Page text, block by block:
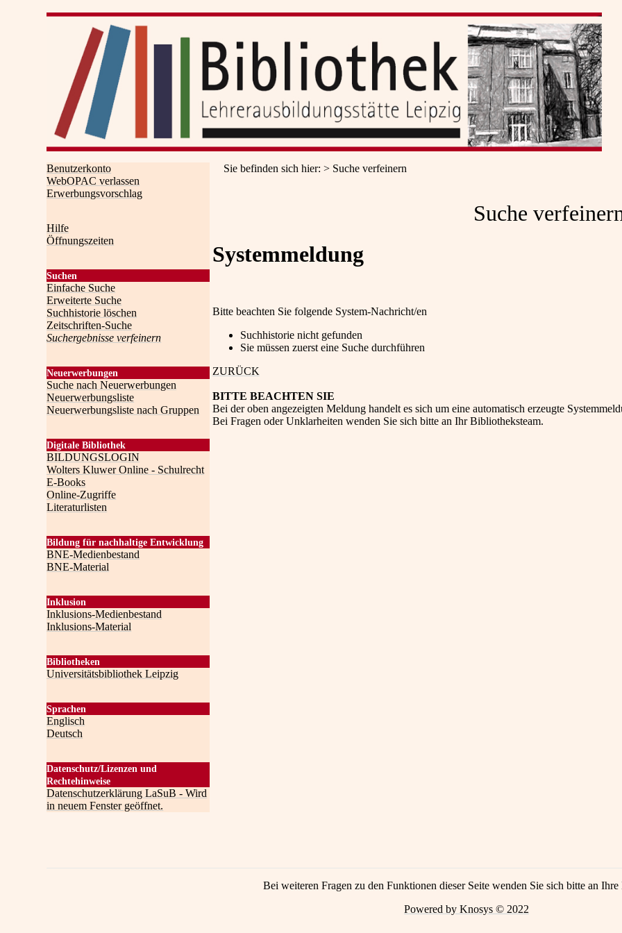
Benutzerkonto
WebOPAC verlassen
Erwerbungsvorschlag
Hilfe
Öffnungszeiten
Suchen
Einfache Suche
Erweiterte Suche
Suchhistorie löschen
Zeitschriften-Suche
Suchergebnisse verfeinern
Neuerwerbungen
Suche nach Neuerwerbungen
Neuerwerbungsliste
Neuerwerbungsliste nach Gruppen
Digitale Bibliothek
BILDUNGSLOGIN
Wolters Kluwer Online - Schulrecht
E-Books
Online-Zugriffe
Literaturlisten
Bildung für nachhaltige Entwicklung
BNE-Medienbestand
BNE-Material
Inklusion
Inklusions-Medienbestand
Inklusions-Material
Bibliotheken
Universitätsbibliothek Leipzig
Sprachen
Englisch
Deutsch
Datenschutz/Lizenzen und
Rechtehinweise
Datenschutzerklärung LaSuB - Wird
in neuem Fenster geöffnet.
Sie befinden sich hier: Suche verfeinern
Suche
Systemmeldung
Bitte beachten Sie folgende System-Nachricht/en
Suchhistorie nicht gefunden
Sie müssen zuerst eine Suche durchführen
ZURÜCK
BITTE BEACHTEN SIE
Bei der oben angezeigten Meldung handelt es sich um eine automatisch erzeugte
Bei Fragen oder Unklarheiten wenden Sie sich bitte an Ihr Bibliotheksteam.
Bei weiteren Fragen zu den Funktionen dieser Seite wenden Sie sich bitte an
Powered by Knosys © 2022